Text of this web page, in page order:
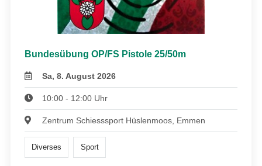
Bundesübung OP/FS Pistole 25/50m
Sa, 8. August 2026
10:00 - 12:00 Uhr
Zentrum Schiesssport Hüslenmoos, Emmen
Diverses Sport